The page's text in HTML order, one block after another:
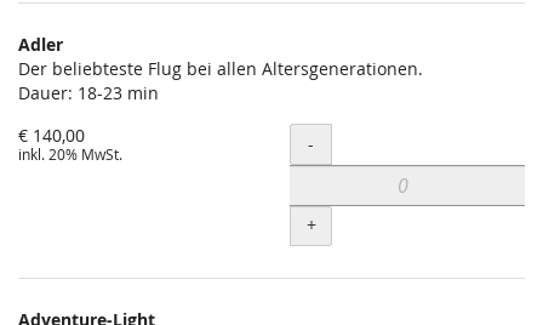
Adler
Der beliebteste Flug bei allen Altersgenerationen.
Dauer: 18-23 min
€ 140,00
inkl. 20% MwSt. Menge
-
+
Adventure-Light